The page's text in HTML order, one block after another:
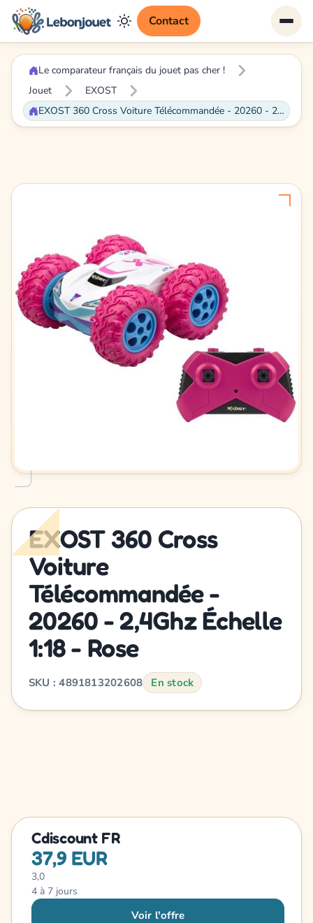
Contact
Le comparateur français du jouet pas cher !
Jouet
EXOST
EXOST 360 Cross Voiture Télécommandée - 20260 - 2,4Ghz Échelle 1:18 - Rose
EXOST 360 Cross
Voiture
Télécommandée -
20260 - 2,4Ghz Échelle
1:18 - Rose
SKU : 4891813202608 En stock
Cdiscount FR
37,9 EUR
3,0
4 à 7 jours
Voir l'offre